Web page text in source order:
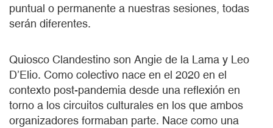
puntual o permanente a nuestras sesiones, todas
serán diferentes.
Quiosco Clandestino son Angie de la Lama y Leo
D’Elio. Como colectivo nace en el 2020 en el
contexto post-pandemia desde una reflexión en
torno a los circuitos culturales en los que ambos
organizadores formaban parte. Nace como una